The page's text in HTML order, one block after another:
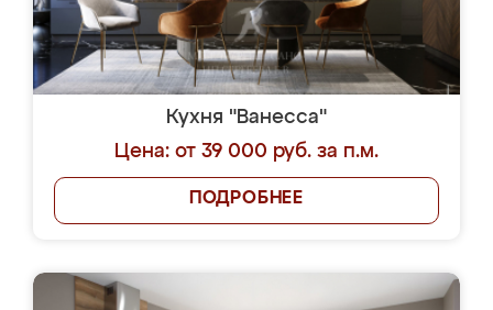
Кухня "Ванесса"
Цена: от 39 000 руб. за п.м.
ПОДРОБНЕЕ